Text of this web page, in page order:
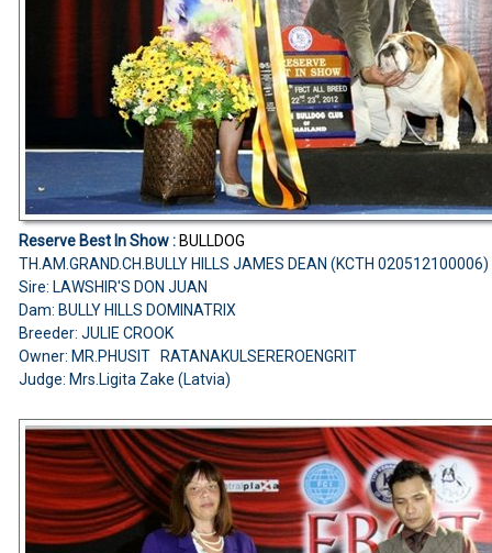
Reserve Best In Show :BULLDOG
TH.AM.GRAND.CH.BULLY HILLS JAMES DEAN (KCTH 020512100006)
Sire: LAWSHIR'S DON JUAN
Dam: BULLY HILLS DOMINATRIX
Breeder: JULIE CROOK
Owner: MR.PHUSIT RATANAKULSEREROENGRIT
Judge: Mrs.Ligita Zake (Latvia)